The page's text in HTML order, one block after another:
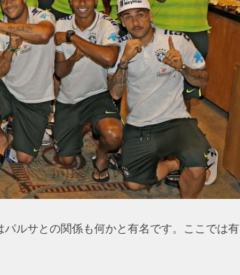
ルサとの関係も何かと有名です。ここでは有